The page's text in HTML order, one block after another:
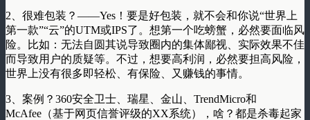
2、很难包装？——Yes！要是好包装，就不会和你说“世界上
第一款”“云”的UTM或IPS了。想第一个吃螃蟹，必然要面临风
险。比如：无法自圆其说导致圈内的集体鄙视、实际效果不佳
而导致用户的质疑等。不过，想要高利润，必然要担高风险，
世界上没有很多即轻松、有保险、又赚钱的事情。
3、案例？360安全卫士、瑞星、金山、TrendMicro和
McAfee（基于网页信誉评级的XX系统），啥？都是杀毒起家